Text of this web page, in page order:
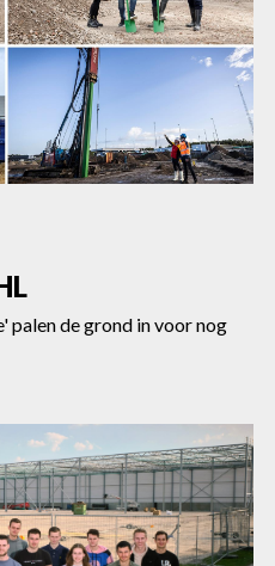
palen de grond in voor nog